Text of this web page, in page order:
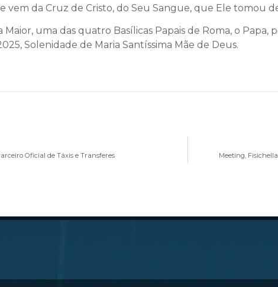
vem da Cruz de Cristo, do Seu Sangue, que Ele tomou
Maior, uma das quatro Basílicas Papais de Roma, o
Solenidade de Maria Santíssima Mãe de Deus.
Oficial de Táxis e Transferes Meeting,